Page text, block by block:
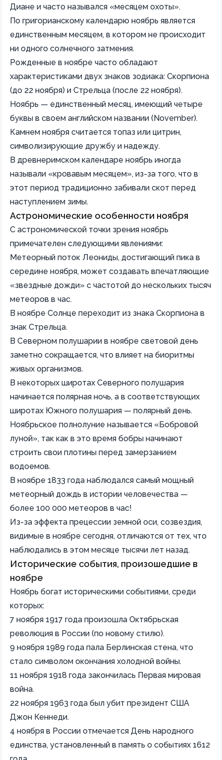
Диане и часто назывался «месяцем охоты».
По григорианскому календарю ноябрь является
единственным месяцем, в котором не происходит
ни одного солнечного затмения.
Рожденные в ноябре часто обладают
характеристиками двух знаков зодиака: Скорпиона
(до 22 ноября) и Стрельца (после 22 ноября).
Ноябрь — единственный месяц, имеющий четыре
буквы в своем английском названии (November).
Камнем ноября считается топаз или цитрин,
символизирующие дружбу и надежду.
В древнеримском календаре ноябрь иногда
называли «кровавым месяцем», из-за того, что в
этот период традиционно забивали скот перед
наступлением зимы.
Астрономические особенности ноября
С астрономической точки зрения ноябрь
примечателен следующими явлениями:
Метеорный поток Леониды, достигающий пика в
середине ноября, может создавать впечатляющие
«звездные дожди» с частотой до нескольких тысяч
метеоров в час.
В ноябре Солнце переходит из знака Скорпиона в
знак Стрельца.
В Северном полушарии в ноябре световой день
заметно сокращается, что влияет на биоритмы
живых организмов.
В некоторых широтах Северного полушария
начинается полярная ночь, а в соответствующих
широтах Южного полушария — полярный день.
Ноябрьское полнолуние называется «Бобровой
луной», так как в это время бобры начинают
строить свои плотины перед замерзанием
водоемов.
В ноябре 1833 года наблюдался самый мощный
метеорный дождь в истории человечества —
более 100 000 метеоров в час!
Из-за эффекта прецессии земной оси, созвездия,
видимые в ноябре сегодня, отличаются от тех, что
наблюдались в этом месяце тысячи лет назад.
Исторические события, произошедшие в
ноябре
Ноябрь богат историческими событиями, среди
которых:
7 ноября 1917 года произошла Октябрьская
революция в России (по новому стилю).
9 ноября 1989 года пала Берлинская стена, что
стало символом окончания холодной войны.
11 ноября 1918 года закончилась Первая мировая
война.
22 ноября 1963 года был убит президент США
Джон Кеннеди.
4 ноября в России отмечается День народного
единства, установленный в память о событиях 1612